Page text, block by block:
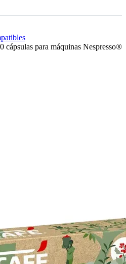
cápsulas para máquinas Nespresso®